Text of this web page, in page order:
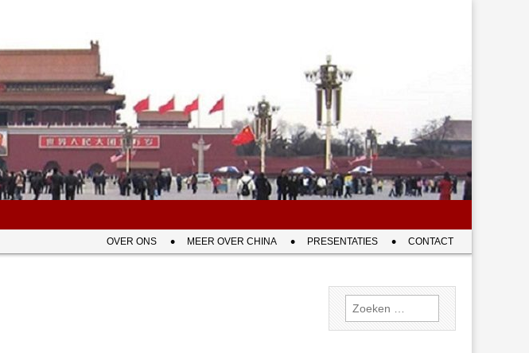
OVER ONS MEER OVER CHINA PRESENTATIES CONTACT
Zoeken
naar: